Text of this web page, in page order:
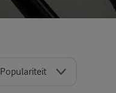
Populariteit